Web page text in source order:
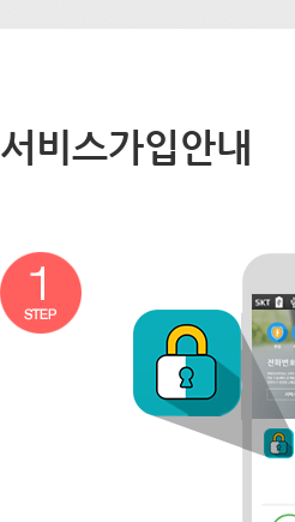
서비스가입안내